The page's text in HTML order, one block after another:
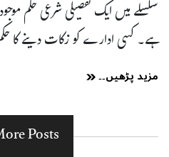
سلسلے میں ایک تفصیلی شرعی حکم
ہے۔ کسی ادارے کو زکات دینے کا
مزید پڑھیں۔۔
Posts